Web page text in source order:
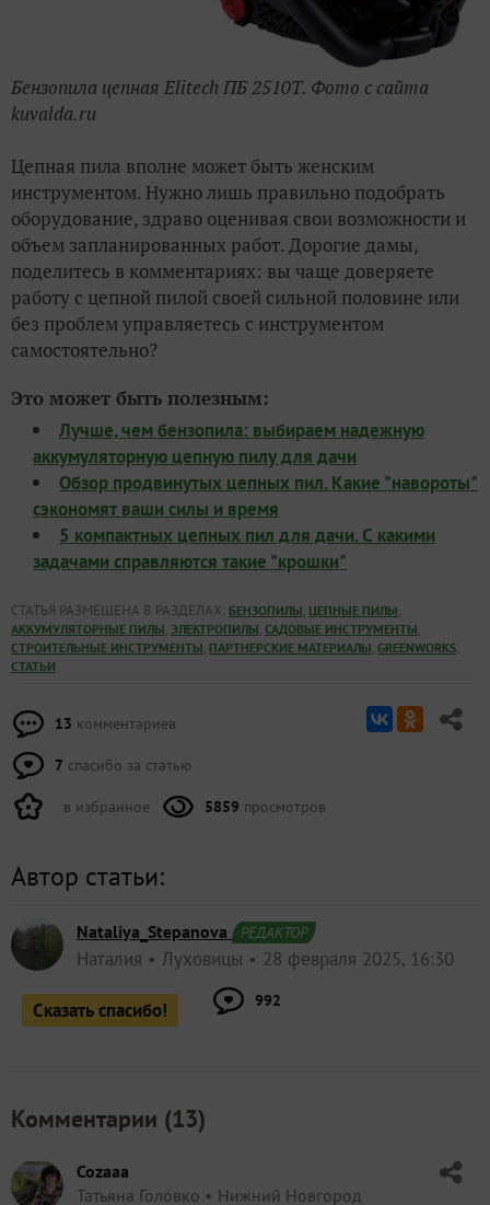
Бензопила цепная Elitech ПБ 2510Т. Фото с сайта
kuvalda.ru
Цепная пила вполне может быть женским
инструментом. Нужно лишь правильно подобрать
оборудование, здраво оценивая свои возможности и
объем запланированных работ. Дорогие дамы,
поделитесь в комментариях: вы чаще доверяете
работу с цепной пилой своей сильной половине или
без проблем управляетесь с инструментом
самостоятельно?
Это может быть полезным:
Лучше, чем бензопила: выбираем надежную
аккумуляторную цепную пилу для дачи
Обзор продвинутых цепных пил. Какие "навороты"
сэкономят ваши силы и время
5 компактных цепных пил для дачи. С какими
задачами справляются такие "крошки"
СТАТЬЯ РАЗМЕЩЕНА В РАЗДЕЛАХ: БЕНЗОПИЛЫ, ЦЕПНЫЕ ПИЛЫ,
АККУМУЛЯТОРНЫЕ ПИЛЫ, ЭЛЕКТРОПИЛЫ, САДОВЫЕ ИНСТРУМЕНТЫ,
СТРОИТЕЛЬНЫЕ ИНСТРУМЕНТЫ, ПАРТНЕРСКИЕ МАТЕРИАЛЫ, GREENWORKS,
СТАТЬИ
13 комментариев
7 спасибо за статью
в избранное 5859 просмотров
Автор статьи:
Nataliya_Stepanova РЕДАКТОР
Наталия Луховицы 28 февраля 2025, 16:30
Сказать спасибо! 992
Комментарии (13)
Cozaaa
Татьяна Головко
Нижний Новгород